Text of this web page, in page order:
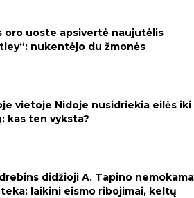
oro uoste apsivertė naujutėlis
nukentėjo du žmonės
vietoje Nidoje nusidriekia eilės iki
kas ten vyksta?
didžioji A. Tapino nemokama
laikini eismo ribojimai, keltų